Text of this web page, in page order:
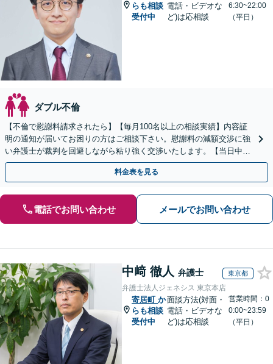
らも相談
受付中
電話・ビデオな
ど)は応相談
6:30~22:00
（平日）
ダブル不倫
【不倫で慰謝料請求されたら】【毎月100名以上の相談実績】内容証
明の通知が届いてお困りの方はご相談下さい。慰謝料の減額交渉に強
い弁護士が裁判を回避しながら粘り強く交渉いたします。【当日中の
相談可(予約制)】【全国対応】
料金表を見る
電話でお問い合わせ メールでお問い合わせ
中﨑 徹人 弁護士 東京都
弁護士法人ジェネシス 東京本店
寄居町 か
らも相談
受付中
面談方法(対面・
電話・ビデオな
ど)は応相談
営業時間：0
0:00~23:59
（平日）